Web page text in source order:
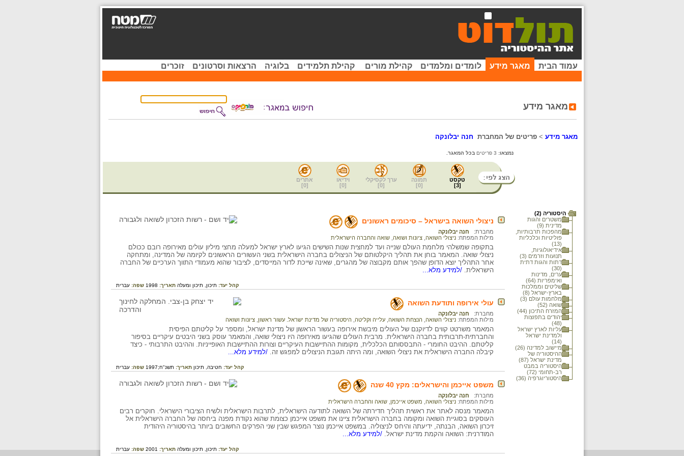
עמוד הבית מאגר מידע לומדים ומלמדים קהילת מורים קהילת תלמידים בלוגיה הרצאות וסרטונים זוכרים
מאגר מידע
מאגר מידע > פריטים של המחברת חנה יבלונקה
נמצאו: בכל המאגר.
טקסט
[
3
]
תמונה
[
0
]
ערך לקסיקלי
[
0
]
וידיאו
[
0
]
אתרים
[
0
]
היסטוריה (2)
משטרים והגות
מדינית (9)
מהפכות תרבותיות,
פוליטיות וכלכליות
(13)
אידיאולוגיות,
תנועות וזרמים (3)
דתות והגות דתית
(30)
ערים, מדינות
ואימפריות (64)
שליטים וממלכות
בארץ-ישראל (8)
מלחמות עולם (3)
שואה (52)
המזרח התיכון (44)
יהודים בתפוצות
(48)
עליות לארץ ישראל
ולמדינת ישראל
(14)
מיישוב למדינה (26)
ההיסטוריה של
מדינת ישראל (87)
היסטוריה במבט
רב-תחומי (72)
היסטוריוגרפיה (36)
ניצולי השואה בישראל – סיכומים ראשונים
מחברת:
חנה יבלונקה
מילות המפתח: ניצולי השואה ציונות ושואה שואה והחברה הישראלית
בתקופה שמשלהי מלחמת העולם שנייה ועד למחצית שנות השישים הגיעו לארץ ישראל למעלה מחצי מיליון עולים מאירופה רובם ככולם
ניצולי שואה. המאמר בוחן את תהליך היקלטותם של הניצולים בחברה הישראלית בשני העשורים הראשונים לקיומה של המדינה, ומתחקה
אחר התהליך יוצא הדופן שהפך אותם מקבוצה של מהגרים, שאינה שייכת לדור המייסדים, לציבור שהוא מעמודי התווך הערכיים של החברה
הישראלית. /למידע מלא...
קהל יעד: תיכון, תיכון ומעלה תאריך: 1998 שפה: עברית
עולי אירופה ותודעת השואה
מחברת:
חנה יבלונקה
מילות המפתח: ניצולי השואה הנצחת השואה עלייה וקליטה היסטוריה של מדינת ישראל. עשור ראשון ציונות ושואה
המאמר משרטט קווים לדיוקנם של העולים מיבשת אירופה בעשור הראשון של מדינת ישראל, ומספר על קליטתם הפיסית
והחברתית-תרבותית בחברה הישראלית. מרבית העולים שהגיעו מאירופה היו ניצולי שואה, והמאמר עוסק בשני היבטים עיקריים בסיפור
קליטתם. ההיבט החומרי - התבססותם הכלכלית, מקומות ההתיישבות העיקריים וצורות ההתיישבות האופייניות. וההיבט התרבותי - כיצד
קיבלה החברה הישראלית את ניצולי השואה, ומה היתה תגובת הניצולים למפגש זה. /למידע מלא...
קהל יעד: חטיבה, תיכון תאריך: תשנ"ח;1997 שפה: עברית
משפט אייכמן והישראלים: מקץ 40 שנה
מחברת:
חנה יבלונקה
מילות המפתח: ניצולי השואה משפט אייכמן שואה והחברה הישראלית
המאמר מנסה לאתר את ראשית תהליך חדירתה של השואה לתודעה הישראלית, לתרבות הישראלית ולשיח הציבורי הישראלי. חוקרים רבים
העוסקים בסוגיית השואה ומקומה בחברה הישראלית ציינו את משפט אייכמן כצומת שהוא נקודת מפנה ביחסה של החברה הישראלית אל
זיכרון השואה, הבנתה, ידיעתה והיחס לניצוליה. במשפט אייכמן נוצר המפגש שבין שני הפרקים החשובים ביותר בהיסטוריה היהודית
המודרנית: השואה והקמת מדינת ישראל. /למידע מלא...
קהל יעד: תיכון, תיכון ומעלה תאריך: 2001 שפה: עברית